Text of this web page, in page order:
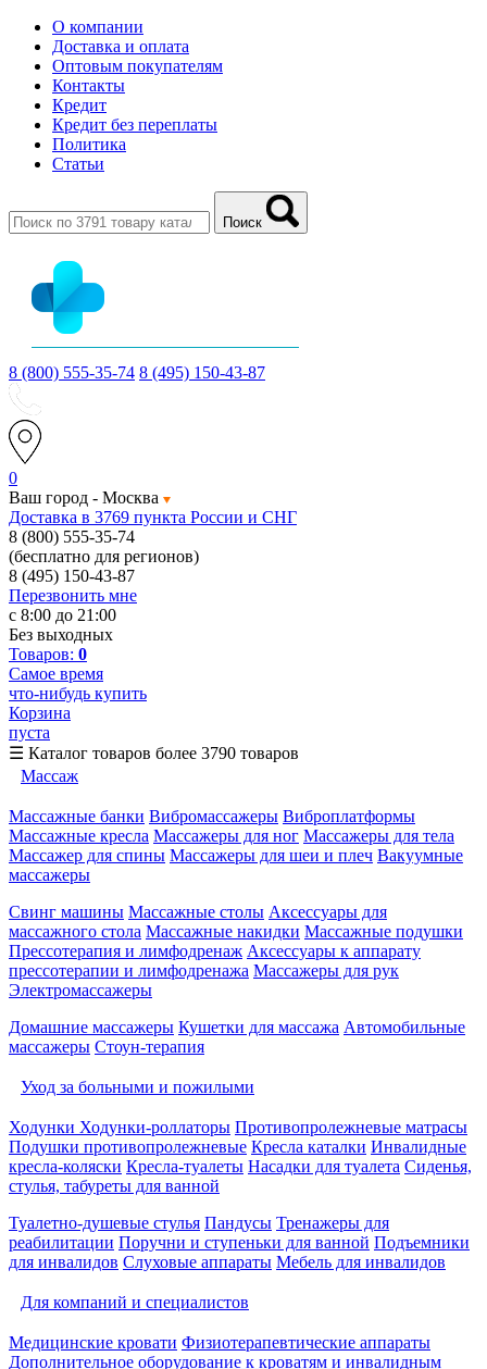
О компании
Доставка и оплата
Оптовым покупателям
Контакты
Кредит
Кредит без переплаты
Политика
Статьи
Поиск
8 (800) 555-35-74 8 (495) 150-43-87
0
Ваш город - Москва
Доставка в 3769 пункта России и СНГ
8 (800) 555-35-74
(бесплатно для регионов)
8 (495) 150-43-87
Перезвонить мне
с 8:00 до 21:00
Без выходных
Товаров: 0
Самое время
что-нибудь купить
Корзина
пуста
☰ Каталог товаров более 3790 товаров
Массаж
Массажные банки Вибромассажеры Виброплатформы
Массажные кресла Массажеры для ног Массажеры для тела
Массажер для спины Массажеры для шеи и плеч Вакуумные
массажеры
Свинг машины Массажные столы Аксессуары для
массажного стола Массажные накидки Массажные подушки
Прессотерапия и лимфодренаж Аксессуары к аппарату
прессотерапии и лимфодренажа Массажеры для рук
Электромассажеры
Домашние массажеры Кушетки для массажа Автомобильные
массажеры Стоун-терапия
Уход за больными и пожилыми
Ходунки Ходунки-роллаторы Противопролежневые матрасы
Подушки противопролежневые Кресла каталки Инвалидные
кресла-коляски Кресла-туалеты Насадки для туалета Сиденья,
стулья, табуреты для ванной
Туалетно-душевые стулья Пандусы Тренажеры для
реабилитации Поручни и ступеньки для ванной Подъемники
для инвалидов Слуховые аппараты Мебель для инвалидов
Для компаний и специалистов
Медицинские кровати Физиотерапевтические аппараты
Дополнительное оборудование к кроватям и инвалидным